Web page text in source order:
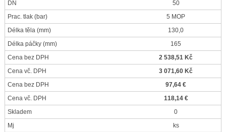
DN
50
Prac. tlak (bar)
5 MOP
Délka těla (mm)
130,0
Délka páčky (mm)
165
Cena bez DPH
2 538,51 Kč
Cena vč. DPH
3 071,60 Kč
Cena bez DPH
97,64 €
Cena vč. DPH
118,14 €
Skladem
0
Mj
ks